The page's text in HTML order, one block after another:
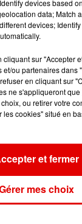
23h56
23h56
VEGAS & LIKE
The Hum
devices based
data; Match
devices;
sur "Accepter
ou partenaires dans
en cliquant sur
ne s'appliqueront
ou retirer votre
les cookies" situé en
mes choix
et fermer